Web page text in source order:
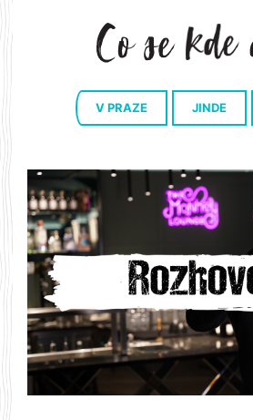
V PRAZE JINDE